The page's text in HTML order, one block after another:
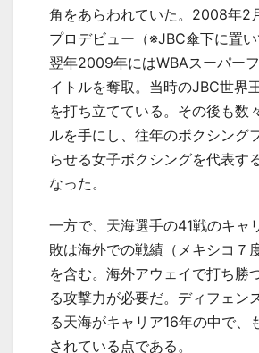
角をあらわれていた。 2008年2
プロデビュー（※JBC傘下に置い
翌年2009年にはWBAスーパー
イトルを奪取。当時のJBC世界
を打ち立てている。その後も数
ルを手にし、往年のボクシング
らせる女子ボクシングを代表す
なった。
一方で、天海選手の41戦のキャ
敗は海外での戦績（メキシコ７
を含む。海外アウェイで打ち勝
る攻撃力が必要だ。ディフェン
る天海がキャリア16年の中で、
されている点である。